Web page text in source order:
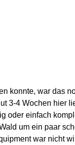
konnte, war das
3-4 Wochen hier
oder einfach
um ein paar
war nicht